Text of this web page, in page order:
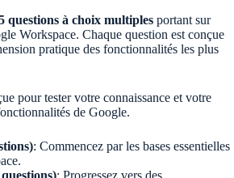
questions à choix multiples portant sur
Workspace. Chaque question est conçue
pratique des fonctionnalités les plus
pour tester votre connaissance et votre
de Google.
: Commencez par les bases essentielles
: Progressez vers des